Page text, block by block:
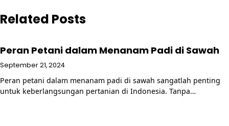
Related Posts
Peran Petani dalam Menanam Padi di Sawah
September 21, 2024
Peran petani dalam menanam padi di sawah sangatlah penting
untuk keberlangsungan pertanian di Indonesia. Tanpa…